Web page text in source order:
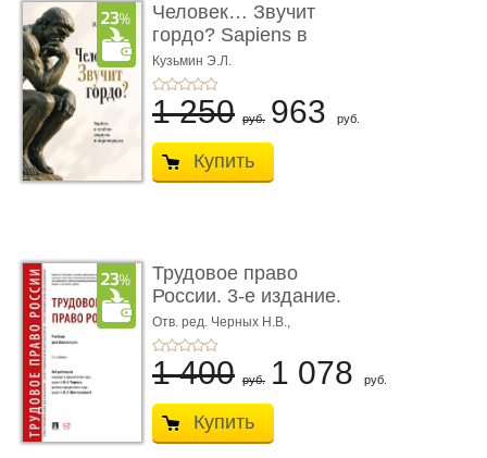
Человек… Звучит
гордо? Sapiens в
тенётах социума � ...
Кузьмин Э.Л.
1 250 руб. 963 руб.
Купить
Трудовое право
России. 3-е издание.
Учебник для ...
Отв. ред. Черных Н.В.,
Шестерякова И.В.
1 400 руб. 1 078 руб.
Купить